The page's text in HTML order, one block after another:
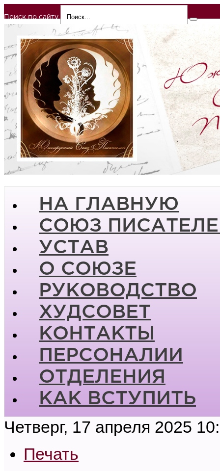
Поиск по сайту
НА ГЛАВНУЮ
СОЮЗ
УСТАВ
О СОЮЗЕ
РУКОВОДСТВО
ХУДСОВЕТ
КОНТАКТЫ
ПЕРСОНАЛИИ
ОТДЕЛЕНИЯ
КАК ВСТУПИТЬ
Четверг, 17 апреля 2025
Печать